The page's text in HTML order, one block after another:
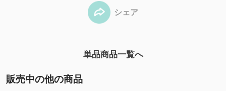
シェア
単品商品一覧へ
販売中の他の商品